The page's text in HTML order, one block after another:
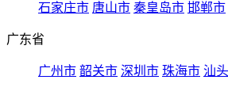
石家庄市 唐山市 秦皇岛市 邯郸市
广东省
广州市 韶关市 深圳市 珠海市 汕